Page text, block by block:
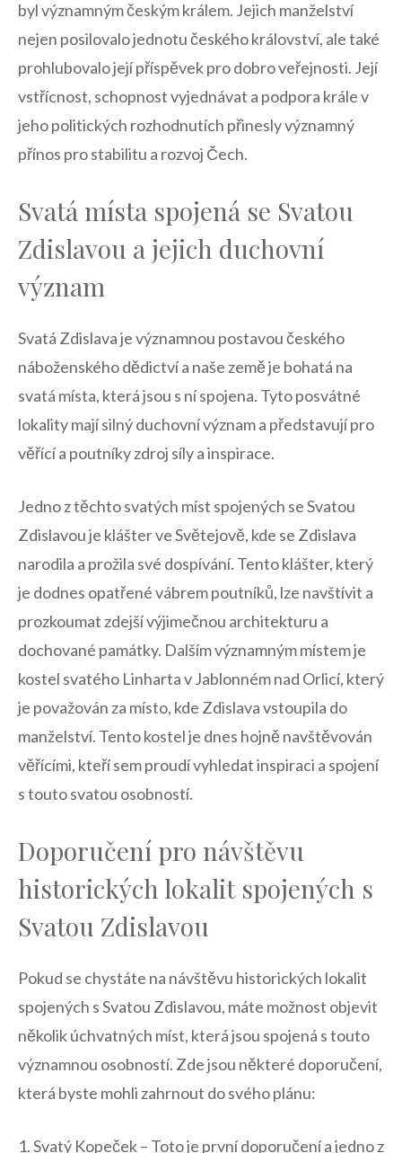
byl významným českým králem. Jejich manželství
nejen posilovalo jednotu českého království, ale také
prohlubovalo její příspěvek pro dobro⁣ veřejnosti. Její
vstřícnost, schopnost vyjednávat a podpora krále v
jeho politických rozhodnutích přinesly ‌významný
⁢přínos pro stabilitu a rozvoj Čech.
Svatá ⁤místa spojená se Svatou
Zdislavou a‌ jejich ⁤duchovní
význam
Svatá Zdislava‌ je významnou⁢ postavou českého
náboženského dědictví a ⁤naše ‍země je bohatá ⁢na
svatá místa, která jsou‌ s ‌ní spojena. Tyto posvátné
lokality mají silný duchovní význam a představují ​pro
věřící a poutníky⁣ zdroj ⁤síly a inspirace.
Jedno z‍ těchto svatých míst spojených⁤ se Svatou
Zdislavou ‍je klášter ve Světejově, kde⁤ se Zdislava⁤
narodila a prožila své dospívání. Tento klášter, který
je dodnes opatřené vábrem poutníků, ⁤lze navštívit a
prozkoumat‍ zdejší‌ výjimečnou architekturu a
dochované památky. Dalším⁣ významným místem je
⁣kostel ⁢svatého Linharta v Jablonném ‍nad⁣ Orlicí, který
je považován za místo, kde Zdislava vstoupila do
manželství. Tento​ kostel je dnes hojně navštěvován
věřícími,⁢ kteří​ sem ⁤proudí⁢ vyhledat inspiraci ‍a spojení
s touto svatou osobností.
Doporučení pro návštěvu​
historických ⁣lokalit spojených s⁣
Svatou Zdislavou
Pokud se chystáte na návštěvu⁤ historických lokalit
spojených s Svatou​ Zdislavou,​ máte​ možnost objevit
několik úchvatných míst, která jsou spojená s touto
významnou osobností. Zde jsou některé doporučení,
která byste mohli zahrnout do svého plánu:
1. Svatý ​Kopeček – Toto‍ je první doporučení a jedno z